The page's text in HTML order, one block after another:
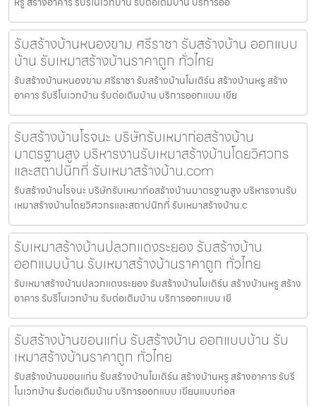
รับสร้างบ้านหนองขาม ศรีราชา รับสร้างบ้าน ออกแบบ
บ้าน รับเหมาสร้างบ้านราคาถูก ทั่วไทย
รับสร้างบ้านหนองขาม ศรีราชา รับสร้างบ้านโมเดิร์น สร้างบ้านหรู สร้าง
อาคาร รับรีโนเวทบ้าน รับต่อเติมบ้าน บริการออกแบบ เขีย
รับสร้างบ้านโรจนะ บริษัทรับเหมาก่อสร้างบ้าน
มาตรฐานสูง บริหารงานรับเหมาสร้างบ้านโดยวิศวกร
และสถาปนิกที่ รับเหมาสร้างบ้าน.com
รับสร้างบ้านโรจนะ บริษัทรับเหมาก่อสร้างบ้านมาตรฐานสูง บริหารงานรับ
เหมาสร้างบ้านโดยวิศวกรและสถาปนิกที่ รับเหมาสร้างบ้าน.c
รับเหมาสร้างบ้านปลวกแดงระยอง รับสร้างบ้าน
ออกแบบบ้าน รับเหมาสร้างบ้านราคาถูก ทั่วไทย
รับเหมาสร้างบ้านปลวกแดงระยอง รับสร้างบ้านโมเดิร์น สร้างบ้านหรู สร้าง
อาคาร รับรีโนเวทบ้าน รับต่อเติมบ้าน บริการออกแบบ เขี
รับสร้างบ้านขอนแก่น รับสร้างบ้าน ออกแบบบ้าน รับ
เหมาสร้างบ้านราคาถูก ทั่วไทย
รับสร้างบ้านขอนแก่น รับสร้างบ้านโมเดิร์น สร้างบ้านหรู สร้างอาคาร รับรี
โนเวทบ้าน รับต่อเติมบ้าน บริการออกแบบ เขียนแบบก่อส